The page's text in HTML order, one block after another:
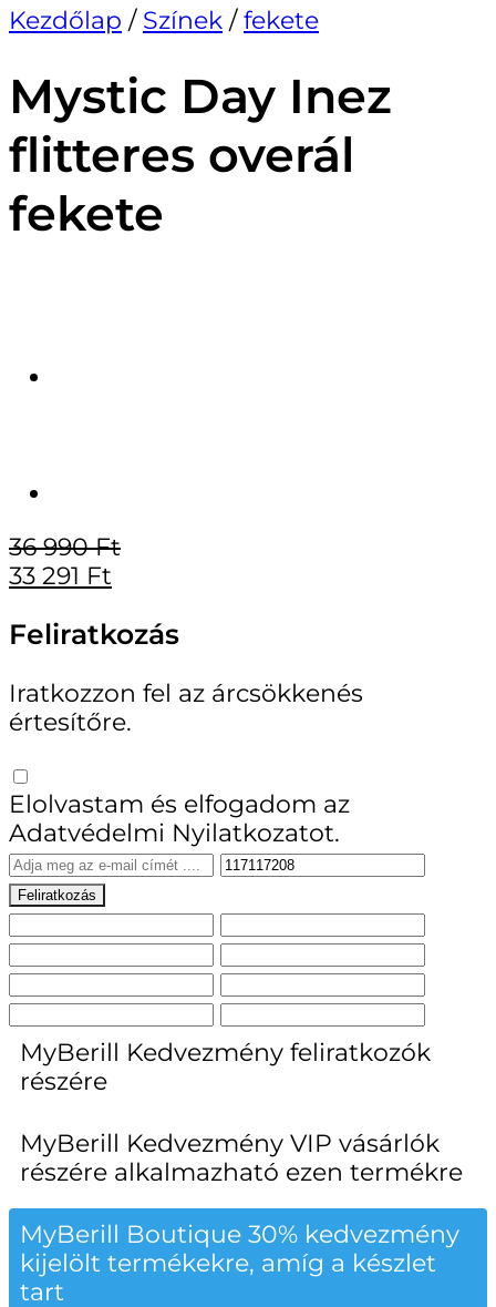
Kezdőlap / Színek / fekete
Mystic Day Inez
flitteres overál
fekete
36 990Ft
33 291 Ft
Feliratkozás
Iratkozzon fel az árcsökkenés
értesítőre.
Elolvastam és elfogadom az
Adatvédelmi Nyilatkozatot.
MyBerill Kedvezmény feliratkozók
részére
MyBerill Kedvezmény VIP vásárlók
részére alkalmazható ezen termékre
MyBerill Boutique 30% kedvezmény
kijelölt termékekre, amíg a készlet
tart